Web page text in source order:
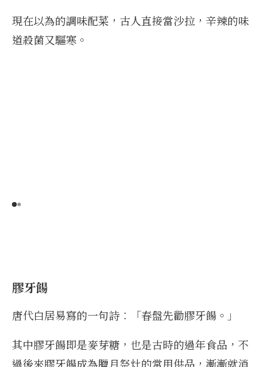
現在以為的調味配菜，古人直接當沙拉，辛辣的味
道殺菌又驅寒。
膠牙餳
唐代白居易寫的一句詩︰「春盤先勸膠牙餳。」
其中膠牙餳即是麥芽糖，也是古時的過年食品，不
過後來膠牙餳成為臘月祭灶的常用供品，漸漸就消